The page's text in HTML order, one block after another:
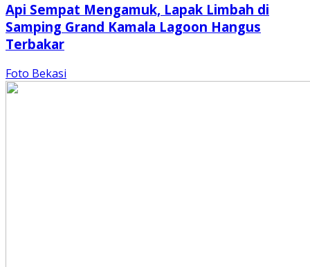
Api Sempat Mengamuk, Lapak Limbah di
Samping Grand Kamala Lagoon Hangus
Terbakar
Foto Bekasi